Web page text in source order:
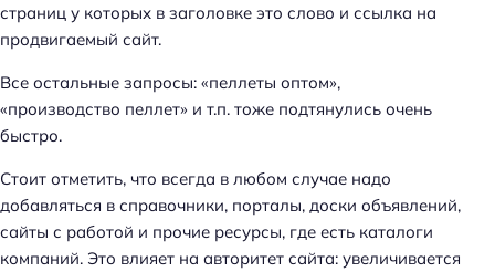
страниц у которых в заголовке это слово и ссылка на
продвигаемый сайт.
Все остальные запросы: «пеллеты оптом»,
«производство пеллет» и т.п. тоже подтянулись очень
быстро.
Стоит отметить, что всегда в любом случае надо
добавляться в справочники, порталы, доски объявлений,
сайты с работой и прочие ресурсы, где есть каталоги
компаний. Это влияет на авторитет сайта: увеличивается